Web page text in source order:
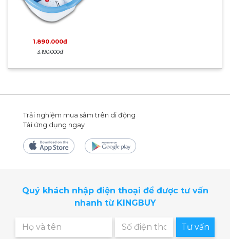
Con lăn massage
Bồn ngâm chân OKACHI JP-200 (cao cấp) tích
hợp 6 con lăn xoay tự động, có nhiệm vụ ấn sâu
1.890.000đ
3.190.000đ
Trải nghiệm mua sắm trên di động
Tải ứng dụng ngay
Quý khách nhập điện thoại để được tư vấn
nhanh từ KINGBUY
Tư vấn